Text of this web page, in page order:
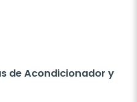
de Acondicionador y